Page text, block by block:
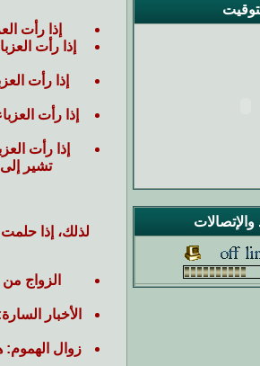
والإتصالات
إذا رأت
إذا رأت
إذا رأت
إذا رأت
إذا رأت
تشير
لذلك، إذا
الزواج
الأخبار السارة
زوال الهموم: